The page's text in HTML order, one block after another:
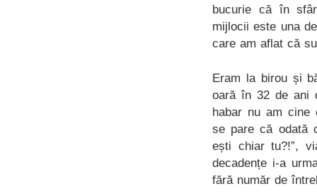
bucurie că în
mijlocii este una
care am aflat că
Eram la birou și
oară în 32 de ani
habar nu am cine
se pare că odată
ești chiar tu?!”,
decadențe i-a
fără număr de